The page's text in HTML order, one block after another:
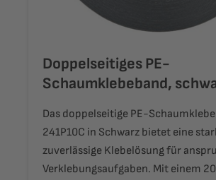
Doppelseitiges PE-
Schaumklebeband,
Das doppelseitige PE-
241P10C in Schwarz bietet eine
zuverlässige Klebelösung für
Verklebungsaufgaben. Mit einem